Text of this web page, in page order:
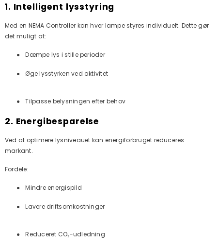
1. Intelligent lysstyring
Med en NEMA Controller kan hver lampe styres individuelt. Dette gør
det muligt at:
● Dæmpe lys i stille perioder
● Øge lysstyrken ved aktivitet
● Tilpasse belysningen efter behov
2. Energibesparelse
Ved at optimere lysniveauet kan energiforbruget reduceres
markant.
Fordele:
● Mindre energispild
● Lavere driftsomkostninger
● Reduceret CO₂-udledning